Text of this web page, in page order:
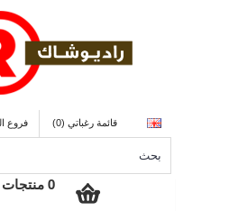
قائمة رغباتي (0) فروع
0 منتجات - 0.0